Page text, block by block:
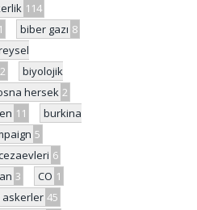
114
1 biber gazı 8
2
biyolojik
hersek 2
11
burkina
5
6
3 CO 1
askerler 45